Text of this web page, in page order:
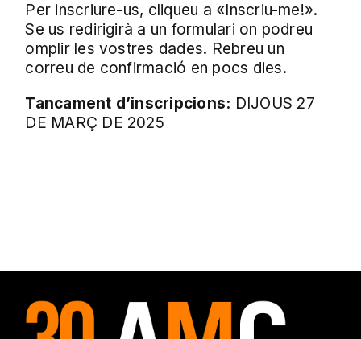
Per inscriure-us, cliqueu a «Inscriu-me!».
Se us redirigirà a un formulari on podreu
omplir les vostres dades. Rebreu un
correu de confirmació en pocs dies.
Tancament d’inscripcions: DIJOUS 27
DE MARÇ DE 2025